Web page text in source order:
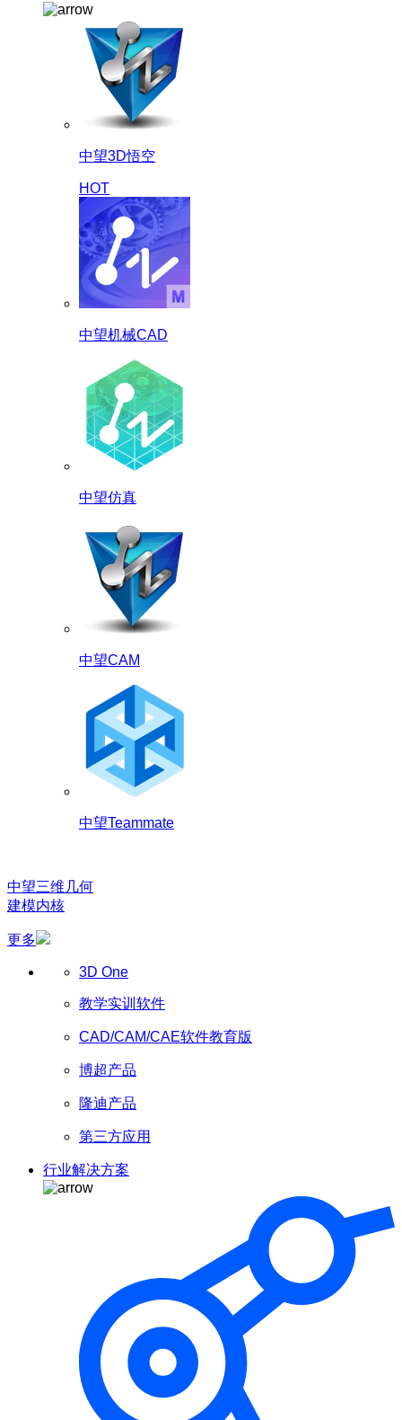
中望3D悟空
HOT
中望机械CAD
中望仿真
中望CAM
中望Teammate
中望三维几何
建模内核
更多
3D One
教学实训软件
CAD/CAM/CAE软件教育版
博超产品
隆迪产品
第三方应用
行业解决方案